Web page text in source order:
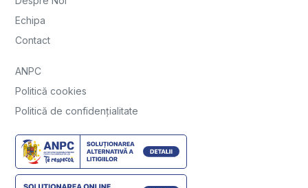
Echipa
Contact
ANPC
Politică cookies
Politică de confidențialitate